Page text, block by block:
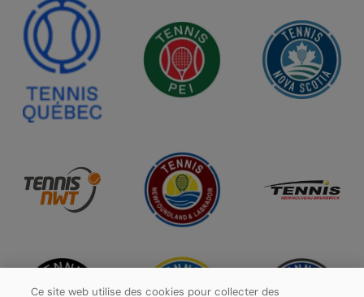
Ce site web utilise des cookies pour collecter des